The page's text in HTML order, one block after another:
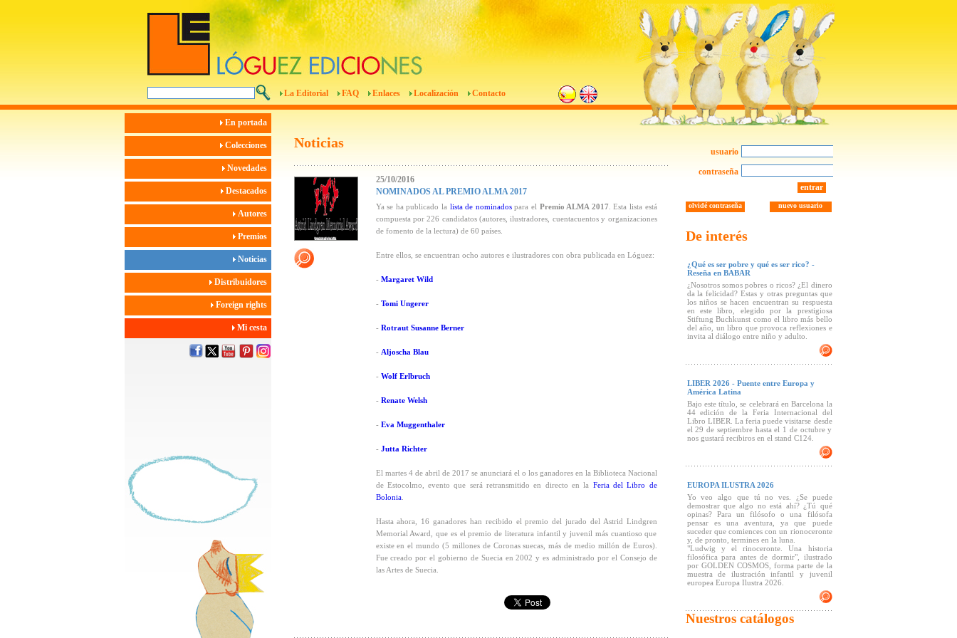
La Editorial FAQ Enlaces Localización Contacto
En portada
Colecciones
Novedades
Destacados
Autores
Premios
Noticias
Distribuidores
Foreign rights
Mi cesta
Noticias
25/10/2016
NOMINADOS AL PREMIO ALMA 2017
Ya se ha publicado la lista de nominadospara el Premio ALMA 2017 . Esta lista está
compuesta por 226 candidatos (autores, ilustradores, cuentacuentos y organizaciones
de fomento de la lectura) de 60 países.
Entre ellos, se encuentran ocho autores e ilustradores con obra publicada en Lóguez:
- Margaret Wild
- Tomi Ungerer
- Rotraut Susanne Berner
- Aljoscha Blau
- Wolf Erlbruch
- Renate Welsh
- Eva Muggenthaler
- Jutta Richter
El martes 4 de abril de 2017 se anunciará el o los ganadores en la Biblioteca Nacional
de Estocolmo, evento que será retransmitido en directo en la Feria del Libro de
Bolonia.
Hasta ahora, 16 ganadores han recibido el premio del jurado del Astrid Lindgren
Memorial Award, que es el premio de literatura infantil y juvenil más cuantioso que
existe en el mundo (5 millones de Coronas suecas, más de medio millón de Euros).
Fue creado por el gobierno de Suecia en 2002 y es administrado por el Consejo de
las Artes de Suecia.
usuario
contraseña
entrar
nuevo usuario
olvidé contraseña
De interés
¿Qué es ser pobre y qué es ser rico? -
Reseña en BABAR
¿Nosotros somos pobres o ricos? ¿El dinero
da la felicidad? Estas y otras preguntas que
los niños se hacen encuentran su respuesta
en este libro, elegido por la prestigiosa
Stiftung Buchkunst como el libro más bello
del año, un libro que provoca reflexiones e
invita al diálogo entre niño y adulto.
LIBER 2026 - Puente entre Europa y
América Latina
Bajo este título, se celebrará en Barcelona la
44 edición de la Feria Internacional del
Libro LIBER. La feria puede visitarse desde
el 29 de septiembre hasta el 1 de octubre y
nos gustará recibiros en el stand C124.
EUROPA ILUSTRA 2026
Yo veo algo que tú no ves. ¿Se puede
demostrar que algo no está ahí? ¿Tú qué
opinas? Para un filósofo o una filósofa
pensar es una aventura, ya que puede
suceder que comiences con un rionoceronte
y, de pronto, termines en la luna.
"Ludwig y el rinoceronte. Una historia
filosófica para antes de dormir", ilustrado
por GOLDEN COSMOS, forma parte de la
muestra de ilustración infantil y juvenil
europea Europa Ilustra 2026.
Nuestros catálogos